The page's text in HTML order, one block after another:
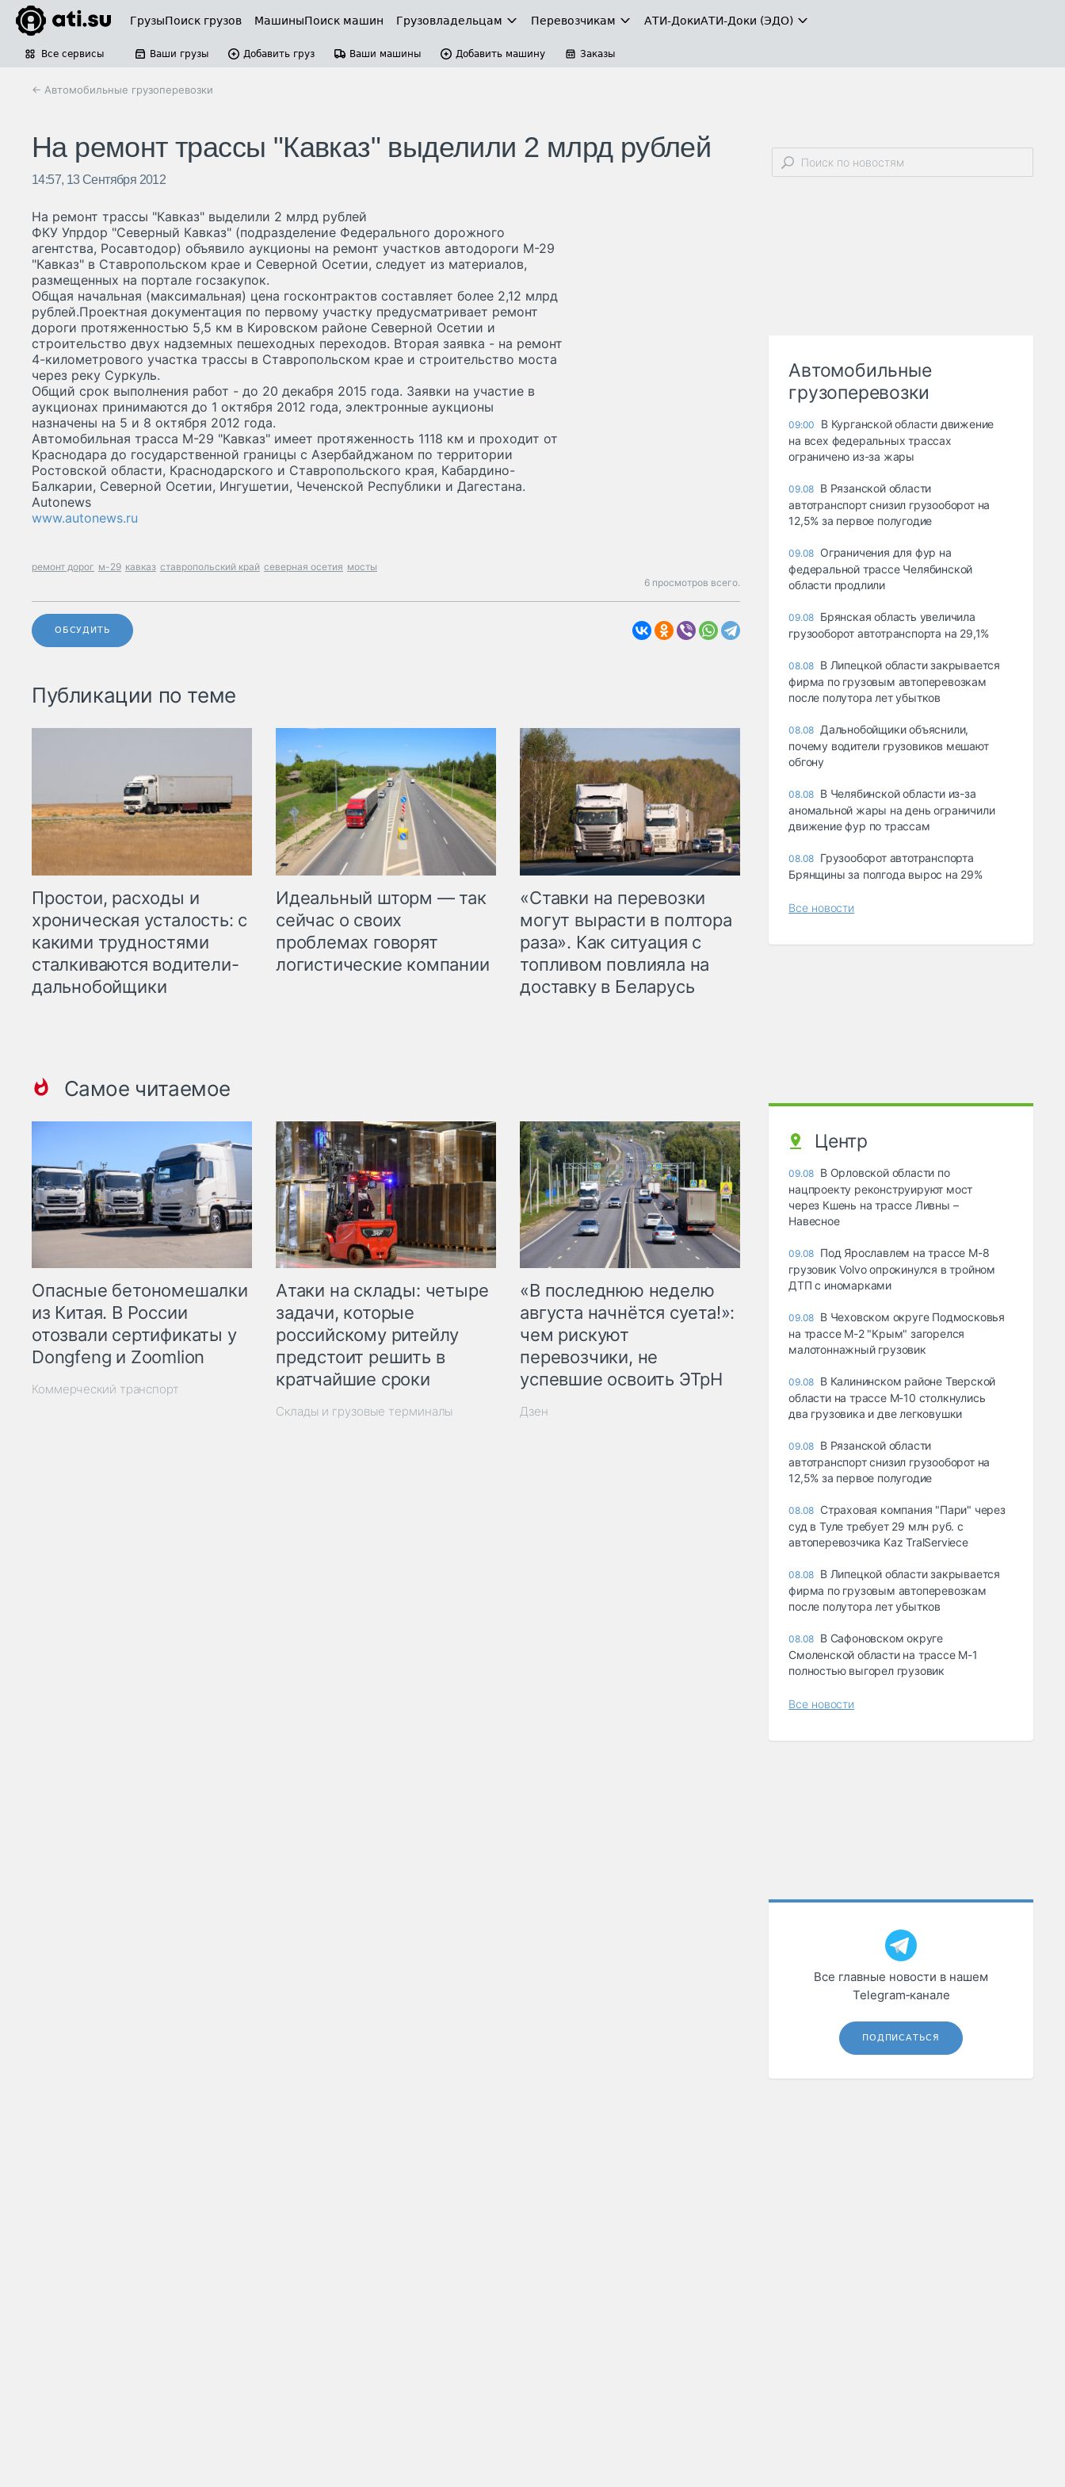
ГрузыПоиск грузов МашиныПоиск машин Грузовладельцам Перевозчикам АТИ-ДокиАТИ-Доки (ЭДО)
Все сервисы Ваши грузы Добавить груз Ваши машины Добавить машину Заказы
← Автомобильные грузоперевозки
На ремонт трассы "Кавказ" выделили 2 млрд рублей
14:57, 13 Сентября 2012
На ремонт трассы "Кавказ" выделили 2 млрд рублей
ФКУ Упрдор "Северный Кавказ" (подразделение Федерального дорожного
агентства, Росавтодор) объявило аукционы на ремонт участков автодороги М-29
"Кавказ" в Ставропольском крае и Северной Осетии, следует из материалов,
размещенных на портале госзакупок.
Общая начальная (максимальная) цена госконтрактов составляет более 2,12 млрд
рублей.Проектная документация по первому участку предусматривает ремонт
дороги протяженностью 5,5 км в Кировском районе Северной Осетии и
строительство двух надземных пешеходных переходов. Вторая заявка - на ремонт
4-километрового участка трассы в Ставропольском крае и строительство моста
через реку Суркуль.
Общий срок выполнения работ - до 20 декабря 2015 года. Заявки на участие в
аукционах принимаются до 1 октября 2012 года, электронные аукционы
назначены на 5 и 8 октября 2012 года.
Автомобильная трасса М-29 "Кавказ" имеет протяженность 1118 км и проходит от
Краснодара до государственной границы с Азербайджаном по территории
Ростовской области, Краснодарского и Ставропольского края, Кабардино-
Балкарии, Северной Осетии, Ингушетии, Чеченской Республики и Дагестана.
Autonews
www.autonews.ru
ремонт дорог м-29 кавказ ставропольский край северная осетия мосты
6 просмотров всего.
ОБСУДИТЬ
Публикации по теме
Простои, расходы и
хроническая усталость: с
какими трудностями
сталкиваются водители-
дальнобойщики
Идеальный шторм — так
сейчас о своих
проблемах говорят
логистические компании
«Ставки на перевозки
могут вырасти в полтора
раза». Как ситуация с
топливом повлияла на
доставку в Беларусь
Самое читаемое
Опасные бетономешалки
из Китая. В России
отозвали сертификаты у
Dongfeng и Zoomlion
Коммерческий транспорт
Атаки на склады: четыре
задачи, которые
российскому ритейлу
предстоит решить в
кратчайшие сроки
Склады и грузовые терминалы
«В последнюю неделю
августа начнётся суета!»:
чем рискуют
перевозчики, не
успевшие освоить ЭТрН
Дзен
Автомобильные
грузоперевозки
09:00
В Курганской области движение
на всех федеральных трассах
ограничено из-за жары
09.08 В Рязанской области
автотранспорт снизил грузооборот на
12,5% за первое полугодие
09.08 Ограничения для фур на
федеральной трассе Челябинской
области продлили
09.08 Брянская область увеличила
грузооборот автотранспорта на 29,1%
08.08 В Липецкой области закрывается
фирма по грузовым автоперевозкам
после полутора лет убытков
08.08 Дальнобойщики объяснили,
почему водители грузовиков мешают
обгону
08.08 В Челябинской области из-за
аномальной жары на день ограничили
движение фур по трассам
08.08 Грузооборот автотранспорта
Брянщины за полгода вырос на 29%
Все новости
Центр
09.08 В Орловской области по
нацпроекту реконструируют мост
через Кшень на трассе Ливны –
Навесное
09.08 Под Ярославлем на трассе М-8
грузовик Volvo опрокинулся в тройном
ДТП с иномарками
09.08 В Чеховском округе Подмосковья
на трассе М-2 "Крым" загорелся
малотоннажный грузовик
09.08 В Калининском районе Тверской
области на трассе М-10 столкнулись
два грузовика и две легковушки
09.08 В Рязанской области
автотранспорт снизил грузооборот на
12,5% за первое полугодие
08.08 Страховая компания "Пари" через
суд в Туле требует 29 млн руб. с
автоперевозчика Kaz TralServiece
08.08 В Липецкой области закрывается
фирма по грузовым автоперевозкам
после полутора лет убытков
08.08 В Сафоновском округе
Смоленской области на трассе М-1
полностью выгорел грузовик
Все новости
Все главные новости в нашем
Telegram‑канале
ПОДПИСАТЬСЯ